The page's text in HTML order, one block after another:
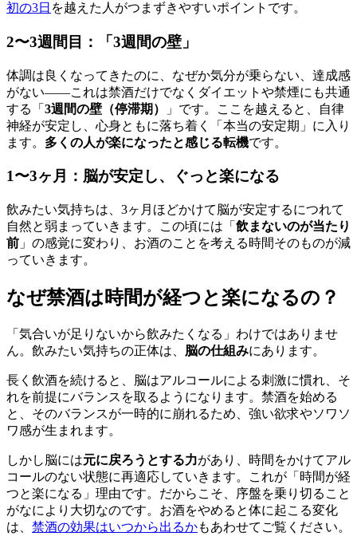
初の3日 を越えた人がつまずきやすいポイントです。
2〜3週間目：「3週間の壁」
体調は良くなってきたのに、なぜか気分が乗らない、達成感
がない——これは禁酒だけでなくダイエットや禁煙にも共通
する「 3週間の壁（停滞期）
」です。ここを越えると、自律
神経が安定し、心身ともに落ち着く「本当の安定期」に入り
ます。 多くの人が楽になったと感じる転機です。
1〜3ヶ月：脳が安定し、ぐっと楽になる
飲みたい気持ちは、3ヶ月ほどかけて脳が安定するにつれて
自然と弱まっていきます。この頃には「 飲まないのが当たり
前 」の感覚に変わり、お酒のことを考える時間そのものが減
っていきます。
なぜ禁酒は時間が経つと楽になるの？
「気合いが足りないから飲みたくなる」わけではありませ
ん。飲みたい気持ちの正体は、 脳の仕組みにあります。
長く飲酒を続けると、脳はアルコールによる刺激に慣れ、そ
れを前提にバランスを取るようになります。禁酒を始める
と、そのバランスが一時的に崩れるため、強い欲求やソワソ
ワ感が生まれます。
しかし脳には元に戻ろうとする力があり、時間をかけてアル
コールのない状態に再適応していきます。これが「時間が経
つと楽になる」理由です。だからこそ、序盤を乗り切ること
がなにより大切なのです。お酒をやめると体に起こる変化
は、 禁酒の効果はいつから出るかもあわせてご覧ください。